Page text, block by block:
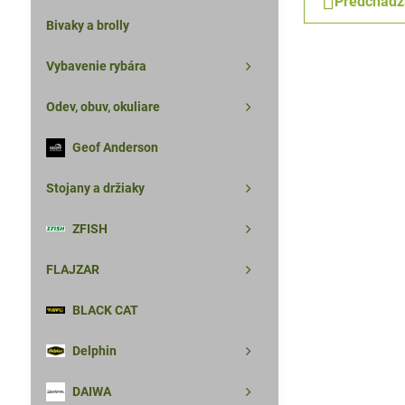
Bivaky a brolly
Vybavenie rybára
Odev, obuv, okuliare
Geof Anderson
Stojany a držiaky
ZFISH
FLAJZAR
BLACK CAT
Delphin
DAIWA